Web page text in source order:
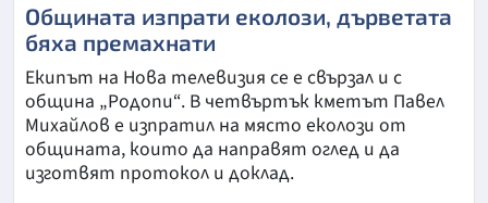
Общината изпрати еколози, дърветата
бяха премахнати
Екипът на Нова телевизия се е свързал и с
община „Родопи“. В четвъртък кметът Павел
Михайлов е изпратил на място еколози от
общината, които да направят оглед и да
изготвят протокол и доклад.